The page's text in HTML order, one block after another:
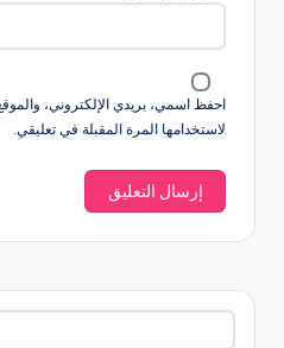
احفظ اسمي، بريدي الإلكتروني،
لاستخدامها المرة المقبلة في تعليقي.
البحث